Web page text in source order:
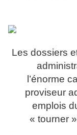
Les dossiers
l’énorme
proviseur
emplois
« tourner